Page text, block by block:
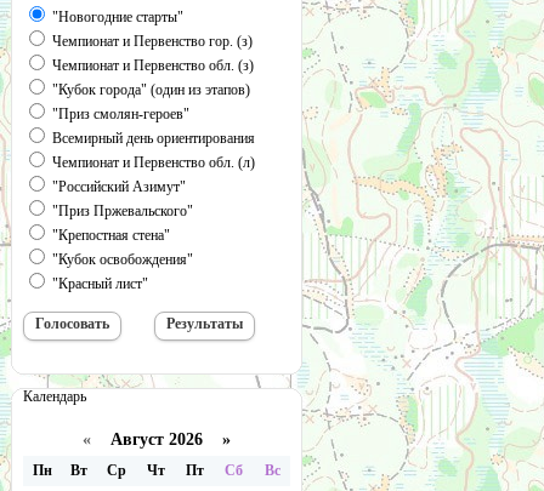
"Новогодние старты"
Чемпионат и Первенство гор. (з)
Чемпионат и Первенство обл. (з)
"Кубок города" (один из этапов)
"Приз смолян-героев"
Всемирный день ориентирования
Чемпионат и Первенство обл. (л)
"Российский Азимут"
"Приз Пржевальского"
"Крепостная стена"
"Кубок освобождения"
"Красный лист"
Календарь
« Август 2026 »
Пн Вт Ср Чт Пт Сб
Вс